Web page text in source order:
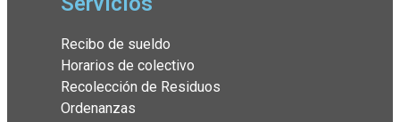
Recibo de sueldo
Horarios de colectivo
Recolección de Residuos
Ordenanzas